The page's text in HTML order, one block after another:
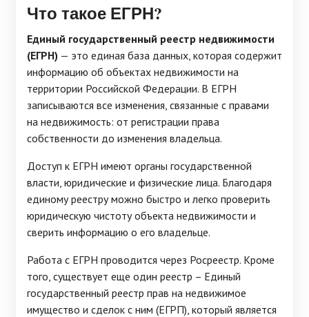
Что такое ЕГРН?
Единый государственный реестр недвижимости
(ЕГРН) — это единая база данных, которая содержит
информацию об объектах недвижимости на
территории Российской Федерации. В ЕГРН
записываются все изменения, связанные с правами
на недвижимость: от регистрации права
собственности до изменения владельца.
Доступ к ЕГРН имеют органы государственной
власти, юридические и физические лица. Благодаря
единому реестру можно быстро и легко проверить
юридическую чистоту объекта недвижимости и
сверить информацию о его владельце.
Работа с ЕГРН проводится через Росреестр. Кроме
того, существует еще один реестр – Единый
государственный реестр прав на недвижимое
имущество и сделок с ним (ЕГРП), который является